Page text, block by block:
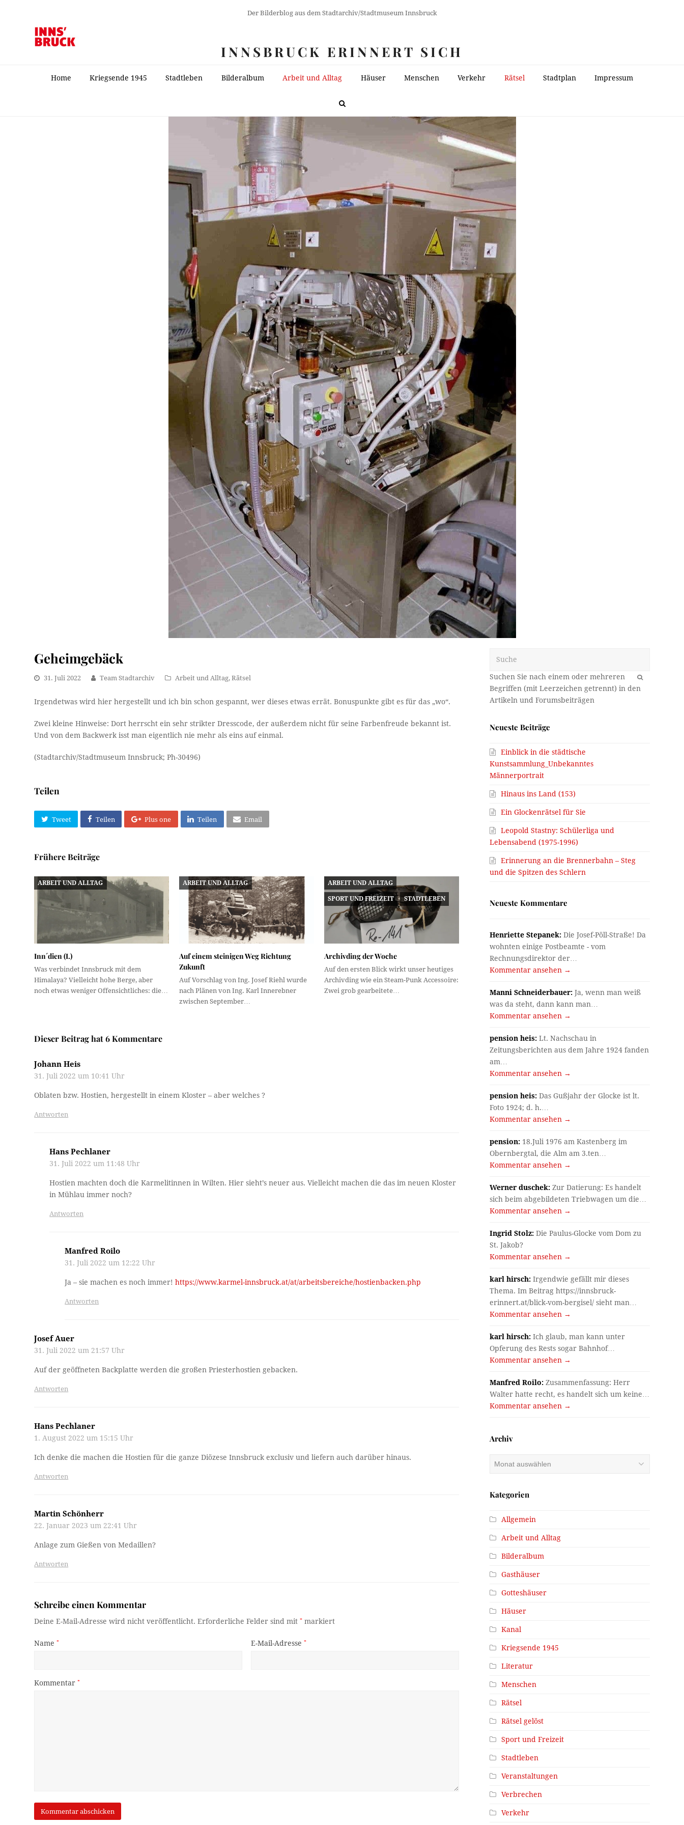
Der Bilderblog aus dem Stadtarchiv/Stadtmuseum Innsbruck
INNSBRUCK ERINNERT SICH
Home Kriegsende 1945 Stadtleben Bilderalbum Arbeit und Alltag Häuser Menschen Verkehr Rätsel Stadtplan Impressum
Geheimgebäck
31. Juli 2022 Team Stadtarchiv Arbeit und Alltag,Rätsel
Irgendetwas wird hier hergestellt und ich bin schon gespannt, wer dieses etwas errät. Bonuspunkte gibt es für das „wo“.
Zwei kleine Hinweise: Dort herrscht ein sehr strikter Dresscode, der außerdem nicht für seine Farbenfreude bekannt ist.
Und von dem Backwerk isst man eigentlich nie mehr als eins auf einmal.
(Stadtarchiv/Stadtmuseum Innsbruck; Ph-30496)
Teilen
Tweet Teilen Plus one Teilen Email
Frühere Beiträge
ARBEIT UND ALLTAG
Inn´dien (I.)
Was verbindet Innsbruck mit dem
Himalaya? Vielleicht hohe Berge, aber
noch etwas weniger Offensichtliches: die…
ARBEIT UND ALLTAG
Auf einem steinigen Weg Richtung
Zukunft
Auf Vorschlag von Ing. Josef Riehl wurde
nach Plänen von Ing. Karl Innerebner
zwischen September…
ARBEIT UND ALLTAG
SPORT UND FREIZEIT STADTLEBEN
Archivding der Woche
Auf den ersten Blick wirkt unser heutiges
Archivding wie ein Steam-Punk Accessoire:
Zwei grob gearbeitete…
Dieser Beitrag hat 6 Kommentare
Johann Heis
31. Juli 2022 um 10:41 Uhr
Oblaten bzw. Hostien, hergestellt in einem Kloster – aber welches ?
Antworten
Hans Pechlaner
31. Juli 2022 um 11:48 Uhr
Hostien machten doch die Karmelitinnen in Wilten. Hier sieht’s neuer aus. Vielleicht machen die das im neuen Kloster
in Mühlau immer noch?
Antworten
Manfred Roilo
31. Juli 2022 um 12:22 Uhr
Ja – sie machen es noch immer!https://www.karmel-innsbruck.at/at/arbeitsbereiche/hostienbacken.php
Antworten
Josef Auer
31. Juli 2022 um 21:57 Uhr
Auf der geöffneten Backplatte werden die großen Priesterhostien gebacken.
Antworten
Hans Pechlaner
1. August 2022 um 15:15 Uhr
Ich denke die machen die Hostien für die ganze Diözese Innsbruck exclusiv und liefern auch darüber hinaus.
Antworten
Martin Schönherr
22. Januar 2023 um 22:41 Uhr
Anlage zum Gießen von Medaillen?
Antworten
Schreibe einen Kommentar
Deine E-Mail-Adresse wird nicht veröffentlicht. Erforderliche Felder sind mit* markiert
Name* E-Mail-Adresse *
Kommentar*
OK
Neueste Beiträge
Einblick in die städtische
Kunstsammlung_Unbekanntes
Männerportrait
Hinaus ins Land (153)
Ein Glockenrätsel für Sie
Leopold Stastny: Schülerliga und
Lebensabend (1975-1996)
Erinnerung an die Brennerbahn – Steg
und die Spitzen des Schlern
Neueste Kommentare
Henriette Stepanek: Die Josef-Pöll-Straße! Da
wohnten einige Postbeamte - vom
Rechnungsdirektor der…
Kommentar ansehen →
Manni Schneiderbauer: Ja, wenn man weiß
was da steht, dann kann man…
Kommentar ansehen →
pension heis: Lt. Nachschau in
Zeitungsberichten aus dem Jahre 1924 fanden
am…
Kommentar ansehen →
pension heis: Das Gußjahr der Glocke ist lt.
Foto 1924; d. h.…
Kommentar ansehen →
pension: 18.Juli 1976 am Kastenberg im
Obernbergtal, die Alm am 3.ten…
Kommentar ansehen →
Werner duschek: Zur Datierung: Es handelt
sich beim abgebildeten Triebwagen um die…
Kommentar ansehen →
Ingrid Stolz: Die Paulus-Glocke vom Dom zu
St. Jakob?
Kommentar ansehen →
karl hirsch: Irgendwie gefällt mir dieses
Thema. Im Beitrag https://innsbruck-
erinnert.at/blick-vom-bergisel/ sieht man…
Kommentar ansehen →
karl hirsch: Ich glaub, man kann unter
Opferung des Rests sogar Bahnhof…
Kommentar ansehen →
Manfred Roilo: Zusammenfassung: Herr
Walter hatte recht, es handelt sich um keine…
Kommentar ansehen →
Archiv
Kategorien
Allgemein
Arbeit und Alltag
Bilderalbum
Gasthäuser
Gotteshäuser
Häuser
Kanal
Kriegsende 1945
Literatur
Menschen
Rätsel
Rätsel gelöst
Sport und Freizeit
Stadtleben
Veranstaltungen
Verbrechen
Verkehr